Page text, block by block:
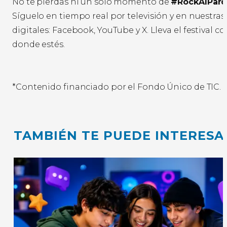
Síguelo en tiempo real por televisión y en
digitales: Facebook, YouTube y X. Lleva el festival
donde estés.
*Contenido financiado por el Fondo Único de TIC.
TAMBIÉN TE PUEDE